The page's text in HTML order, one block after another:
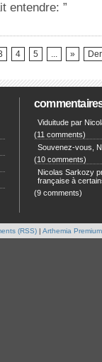
entendre: ”
4 5 ... »
Viduitude par
(11 comments)
Souvenez-vous,
(10 comments)
Nicolas Sarkozy
française à
(9 comments)
(RSS) | Arthemia Premium